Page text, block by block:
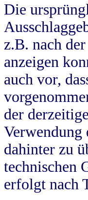
Die
z.B. nach
anzeigen
auch vor,
der
dahinter zu
technischen
erfolgt nach